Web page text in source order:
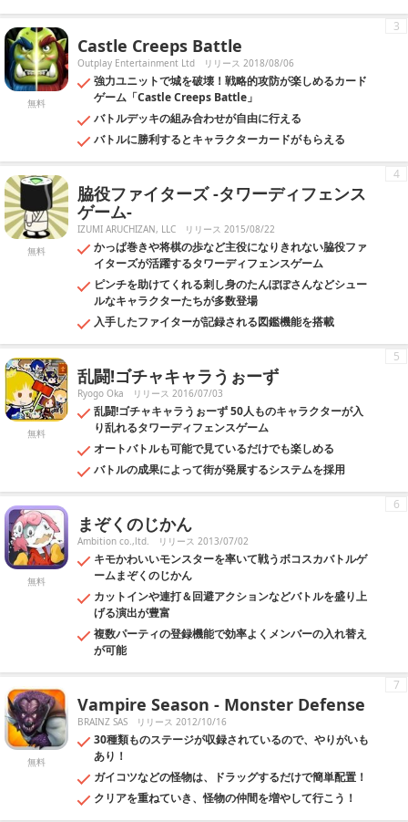
無料
Castle Creeps Battle
Outplay Entertainment Ltd リリース 2018/08/06
強力ユニットで城を破壊！戦略的攻防が楽しめるカード
ゲーム「Castle Creeps Battle」
バトルデッキの組み合わせが自由に行える
バトルに勝利するとキャラクターカードがもらえる
3
無料
脇役ファイターズ -タワーディフェンス
ゲーム-
IZUMI ARUCHIZAN, LLC リリース 2015/08/22
かっぱ巻きや将棋の歩など主役になりきれない脇役ファ
イターズが活躍するタワーディフェンスゲーム
ピンチを助けてくれる刺し身のたんぽぽさんなどシュー
ルなキャラクターたちが多数登場
入手したファイターが記録される図鑑機能を搭載
4
無料
乱闘!ゴチャキャラうぉーず
Ryogo Oka リリース 2016/07/03
乱闘!ゴチャキャラうぉーず 50人ものキャラクターが入
り乱れるタワーディフェンスゲーム
オートバトルも可能で見ているだけでも楽しめる
バトルの成果によって街が発展するシステムを採用
5
無料
まぞくのじかん
Ambition co.,ltd. リリース 2013/07/02
キモかわいいモンスターを率いて戦うボコスカバトルゲ
ームまぞくのじかん
カットインや連打＆回避アクションなどバトルを盛り上
げる演出が豊富
複数パーティの登録機能で効率よくメンバーの入れ替え
が可能
6
無料
Vampire Season - Monster Defense
BRAINZ SAS リリース 2012/10/16
30種類ものステージが収録されているので、やりがいも
あり！
ガイコツなどの怪物は、ドラッグするだけで簡単配置！
クリアを重ねていき、怪物の仲間を増やして行こう！
7